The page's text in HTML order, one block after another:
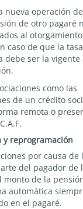
nueva operación
de otro pagaré
al
caso de que la
debe ser la
como las
de un crédito
remota o
y reprogramación
por causa de
del pagador de
de la
automática
en el pagaré.